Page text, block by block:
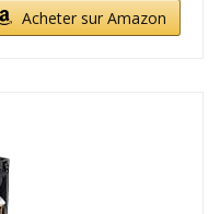
Acheter sur Amazon